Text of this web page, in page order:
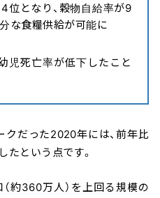
となり、穀物自給率が9
な食糧供給が可能に
児死亡率が低下したこと
クだった2020年には、前年比
という点です。
約360万人）を上回る規模の